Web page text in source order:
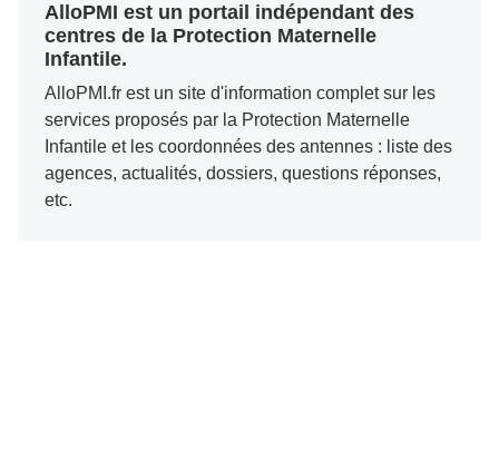
AlloPMI est un portail indépendant des
centres de la Protection Maternelle
Infantile.
AlloPMI.fr est un site d'information complet sur les
services proposés par la Protection Maternelle
Infantile et les coordonnées des antennes : liste des
agences, actualités, dossiers, questions réponses,
etc.